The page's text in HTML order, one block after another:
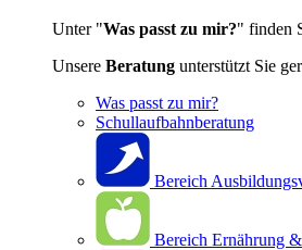
Unter "Was passt zu mir?" finden
Unsere Beratung unterstützt Sie
Was passt zu mir?
Schullaufbahnberatung
Bereich
Bereich Ernährung